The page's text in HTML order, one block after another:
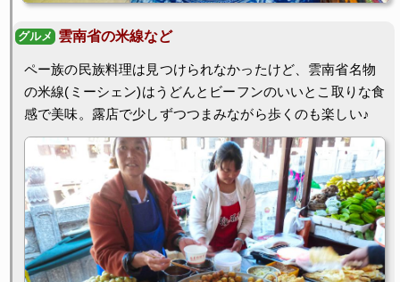
雲南省の米線など
ペー族の民族料理は見つけられなかったけど、雲南省名物
の米線(ミーシェン)はうどんとビーフンのいいとこ取りな食
感で美味。露店で少しずつつまみながら歩くのも楽しい♪